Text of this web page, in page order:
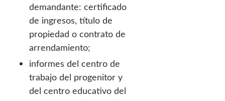
demandante: certificado
de ingresos, título de
propiedad o contrato de
arrendamiento;
informes del centro de
trabajo del progenitor y
del centro educativo del